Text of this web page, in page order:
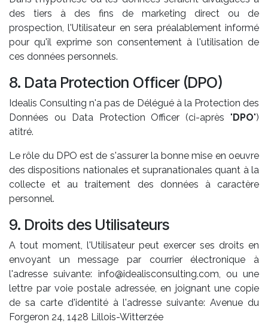
des tiers à des fins de marketing direct ou de
prospection, l'Utilisateur en sera préalablement informé
pour qu'il exprime son consentement à l'utilisation de
ces données personnels.
8. Data Protection Officer (DPO)
Idealis Consulting n'a pas de Délégué à la Protection des
Données ou Data Protection Officer (ci-après "DPO")
atitré.
Le rôle du DPO est de s'assurer la bonne mise en oeuvre
des dispositions nationales et supranationales quant à la
collecte et au traitement des données à caractère
personnel.
9. Droits des Utilisateurs
A tout moment, l'Utilisateur peut exercer ses droits en
envoyant un message par courrier électronique à
l'adresse suivante: info@idealisconsulting.com, ou une
lettre par voie postale adressée, en joignant une copie
de sa carte d'identité à l'adresse suivante: Avenue du
Forgeron 24, 1428 Lillois-Witterzée